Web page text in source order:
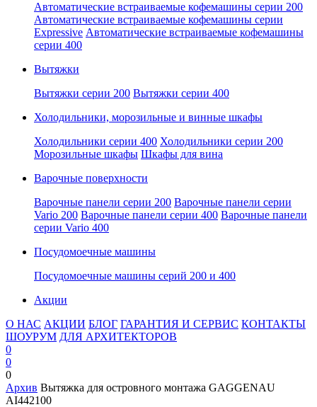
Автоматические встраиваемые кофемашины серии 200
Автоматические встраиваемые кофемашины серии
Expressive Автоматические встраиваемые кофемашины
серии 400
Вытяжки
Вытяжки серии 200 Вытяжки серии 400
Холодильники, морозильные и винные шкафы
Холодильники серии 400 Холодильники серии 200
Морозильные шкафы Шкафы для вина
Варочные поверхности
Варочные панели серии 200 Варочные панели серии
Vario 200 Варочные панели серии 400 Варочные панели
серии Vario 400
Посудомоечные машины
Посудомоечные машины серий 200 и 400
Акции
О НАС АКЦИИ БЛОГ ГАРАНТИЯ И СЕРВИС КОНТАКТЫ
ШОУРУМ ДЛЯ АРХИТЕКТОРОВ
0
0
0
Архив Вытяжка для островного монтажа GAGGENAU
AI442100